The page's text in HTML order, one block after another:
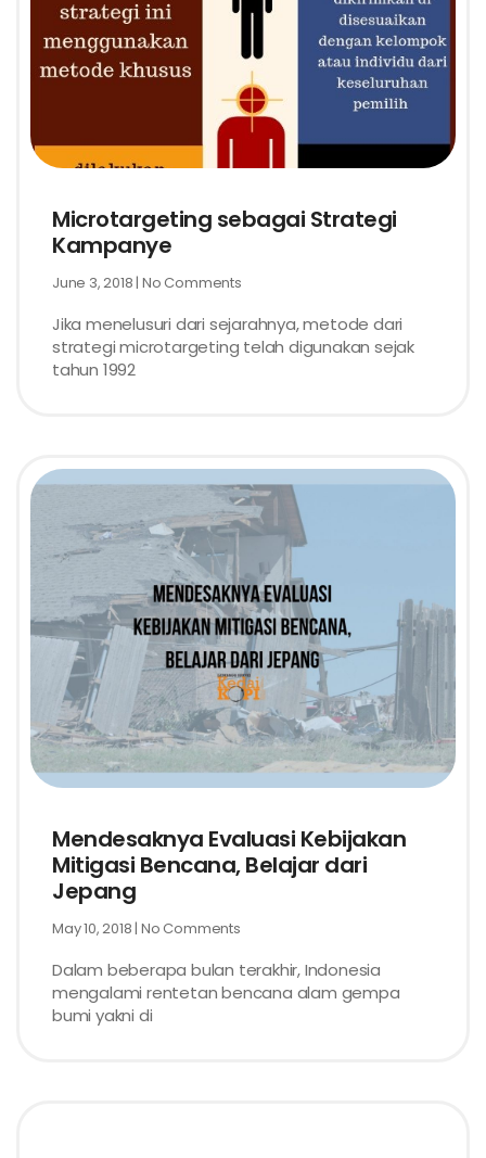
Microtargeting sebagai Strategi
Kampanye
June 3, 2018 No Comments
Jika menelusuri dari sejarahnya, metode dari
strategi microtargeting telah digunakan sejak
tahun 1992
Mendesaknya Evaluasi Kebijakan
Mitigasi Bencana, Belajar dari
Jepang
May 10, 2018 No Comments
Dalam beberapa bulan terakhir, Indonesia
mengalami rentetan bencana alam gempa
bumi yakni di